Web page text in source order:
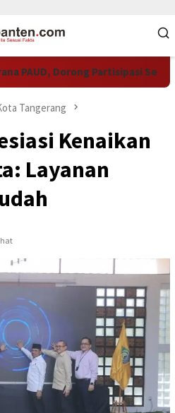
Dorong Partisipasi Sekolah
Tangerang
Kenaikan
Layanan